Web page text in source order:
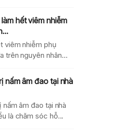
hết viêm nhiễm
viêm nhiễm phụ
trên nguyên nhân
nấm âm đao tại nhà
âm đao tại nhà
là chăm sóc hỗ...